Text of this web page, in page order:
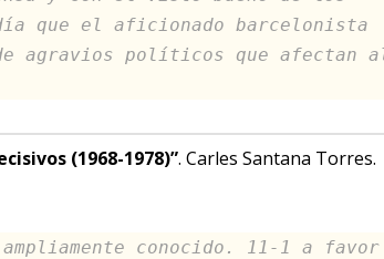
que el aficionado barcelonista
agravios políticos que afectan
(1968-1978)”. Carles Santana Torres.
conocido. 11-1 a favor